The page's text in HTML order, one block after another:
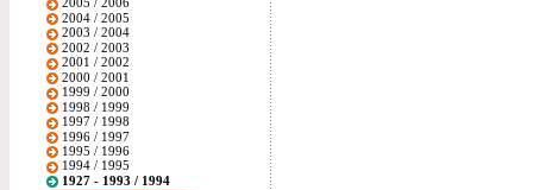
2004 / 2005
2003 / 2004
2002 / 2003
2001 / 2002
2000 / 2001
1999 / 2000
1998 / 1999
1997 / 1998
1996 / 1997
1995 / 1996
1994 / 1995
1927 - 1993 / 1994